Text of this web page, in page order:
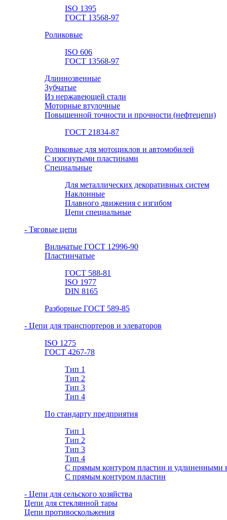
ISO 1395
ГОСТ 13568-97
Роликовые
ISO 606
ГОСТ 13568-97
Длиннозвенные
Зубчатые
Из нержавеющей стали
Моторные втулочные
Повышенной точности и прочности (нефтецепи)
ГОСТ 21834-87
Роликовые для мотоциклов и автомобилей
С изогнутыми пластинами
Специальные
Для металлических декоративных систем
Наклонные
Плавного движения с изгибом
Цепи специальные
- Тяговые цепи
Вильчатые ГОСТ 12996-90
Пластинчатые
ГОСТ 588-81
ISO 1977
DIN 8165
Разборные ГОСТ 589-85
- Цепи для транспортеров и элеваторов
ISO 1275
ГОСТ 4267-78
Тип 1
Тип 2
Тип 3
Тип 4
По стандарту предприятия
Тип 1
Тип 2
Тип 3
Тип 4
С прямым контуром пластин и удлиненными
С прямым контуром пластин
- Цепи для сельского хозяйства
Цепи для стеклянной тары
Цепи противоскольжения